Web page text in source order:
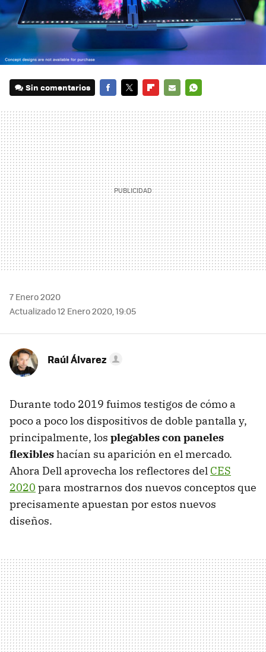
Sin comentarios
MAIL
7 Enero 2020
Actualizado 12 Enero 2020, 19:05
Raúl Álvarez
Durante todo 2019 fuimos testigos de cómo a
poco a poco los dispositivos de doble pantalla y,
principalmente, los plegables con paneles
flexibleshacían su aparición en el mercado.
Ahora Dell aprovecha los reflectores del CES
2020 para mostrarnos dos nuevos conceptos que
precisamente apuestan por estos nuevos
diseños.